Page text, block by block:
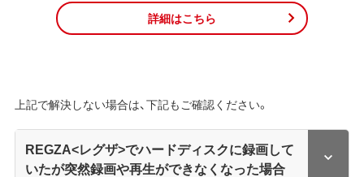
詳細はこちら
上記で解決しない場合は、下記もご確認ください。
REGZA<レグザ>でハードディスクに録画して
いたが突然録画や再生ができなくなった場合